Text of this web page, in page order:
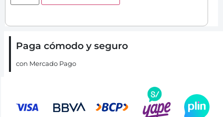
Paga cómodo y seguro
con Mercado Pago